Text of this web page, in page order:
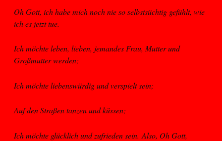
Oh Gott, ich habe mich noch nie so selbstsüchtig gefühlt, wie
ich es jetzt tue.
Ich möchte leben, lieben, jemandes Frau, Mutter und
Großmutter werden;
Ich möchte liebenswürdig und verspielt sein;
Auf den Straßen tanzen und küssen;
Ich möchte glücklich und zufrieden sein. Also, Oh Gott,